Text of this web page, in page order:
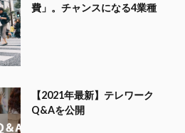
費」。チャンスになる4業種
【2021年最新】テレワーク
Q&Aを公開